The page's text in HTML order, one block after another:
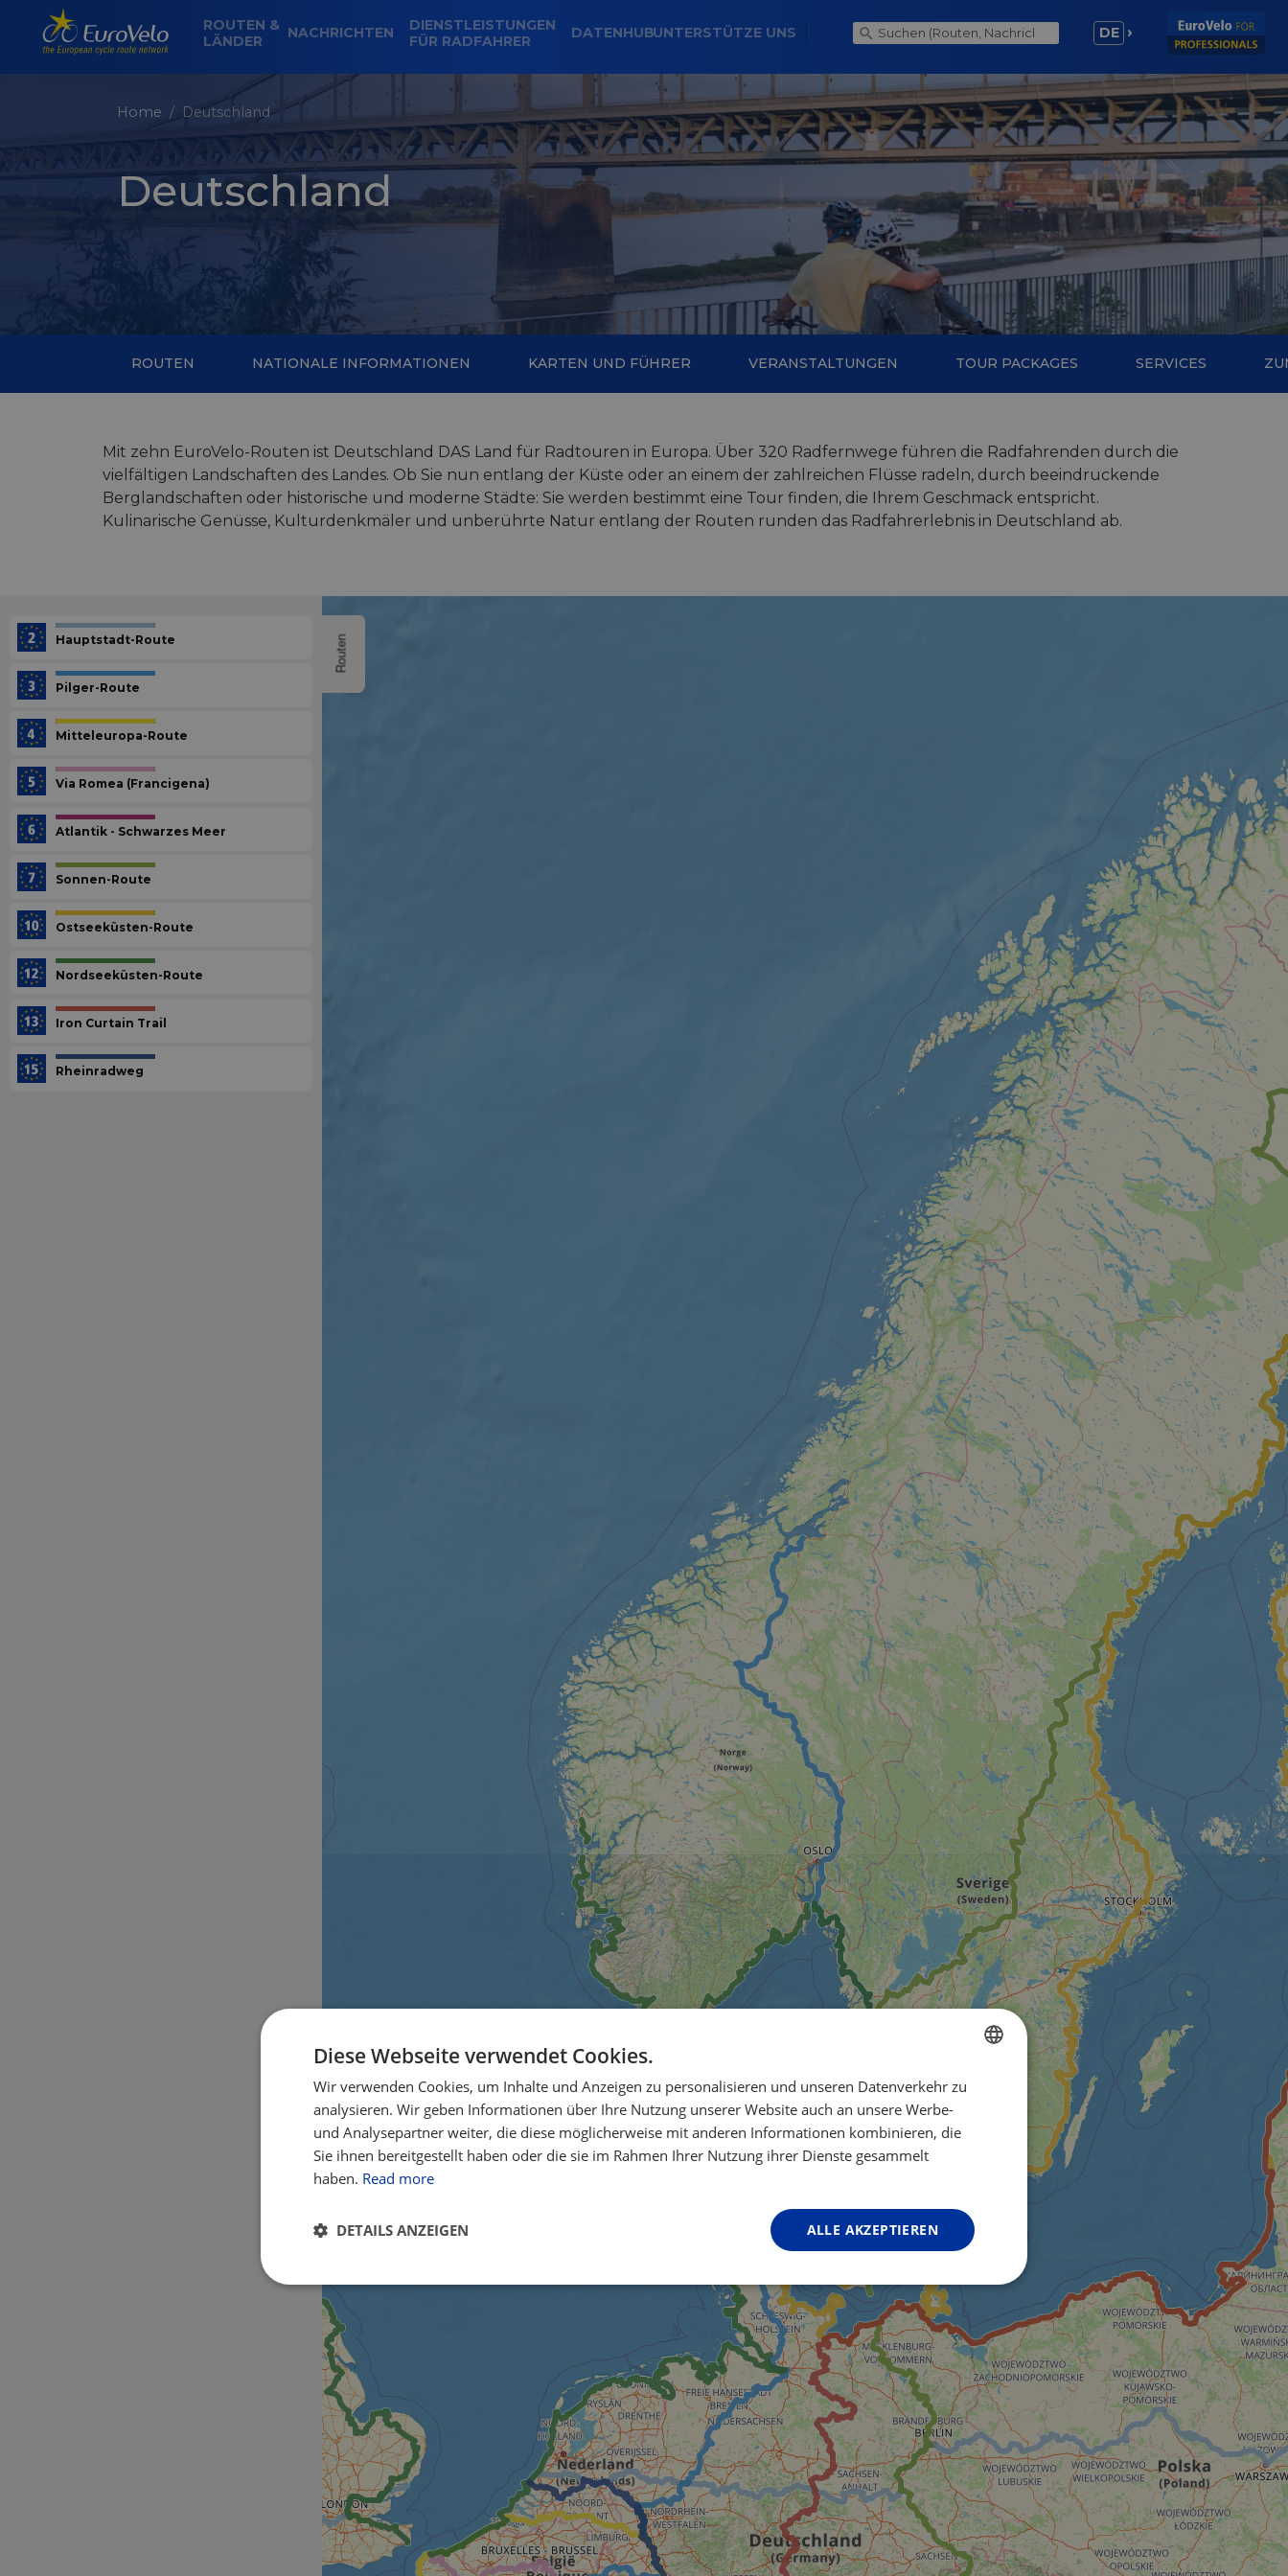
ROUTEN &
LÄNDER
NACHRICHTEN
DIENSTLEISTUNGEN
FÜR RADFAHRER
DATENHUBUNTERSTÜTZE UNS DE
Home Deutschland
Deutschland
ROUTEN NATIONALE INFORMATIONEN KARTEN UND FÜHRER VERANSTALTUNGEN TOUR PACKAGES SERVICES
Mit zehn EuroVelo-Routen ist Deutschland DAS Land für Radtouren in Europa. Über 320 Radfernwege führen die Radfahrenden durch die
vielfältigen Landschaften des Landes. Ob Sie nun entlang der Küste oder an einem der zahlreichen Flüsse radeln, durch beeindruckende
Berglandschaften oder historische und moderne Städte: Sie werden bestimmt eine Tour finden, die Ihrem Geschmack entspricht.
Kulinarische Genüsse, Kulturdenkmäler und unberührte Natur entlang der Routen runden das Radfahrerlebnis in Deutschland ab.
Hauptstadt-Route
Pilger-Route
Mitteleuropa-Route
Via Romea (Francigena)
Atlantik - Schwarzes Meer
Sonnen-Route
Ostseeküsten-Route
Nordseeküsten-Route
Iron Curtain Trail
Rheinradweg
Routen
ENGLISH
FRENCH
Diese Webseite verwendet Cookies.
Wir verwenden Cookies, um Inhalte und Anzeigen zu personalisieren und unseren Datenverkehr zu
analysieren. Wir geben Informationen über Ihre Nutzung unserer Website auch an unsere Werbe-
und Analysepartner weiter, die diese möglicherweise mit anderen Informationen kombinieren, die
Sie ihnen bereitgestellt haben oder die sie im Rahmen Ihrer Nutzung ihrer Dienste gesammelt
haben. Read more
ALLE AKZEPTIEREN
DETAILS ANZEIGEN
Unbedingt
Performance Targeting Funktionalität Unklassifizierte
Unbedingt erforderlich Performance Targeting Funktionalität Unklassifizierte
Unbedingt erforderliche Cookies ermöglichen wesentliche Kernfunktionen der Website wie die Benutzeranmeldung und die
Kontoverwaltung. Ohne die unbedingt erforderlichen Cookies kann die Website nicht ordnungsgemäß verwendet werden.
Name
Anbieter / Domäne Ablaufdatum
Beschreibung
csrftoken
.instagram.com
1 Jahr 1
Monat
This cookie is associated with the Django web development
platform for Python. It is designed to help protect a site
against at particular type of software attack on web forms.